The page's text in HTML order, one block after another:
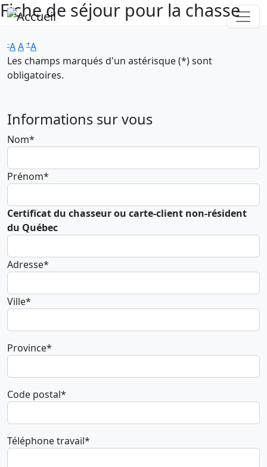
Aller au contenu principal
Fiche de séjour pour la chasse
-AA +A
Les champs marqués d'un astérisque (*) sont
obligatoires.
Informations sur vous
Nom*
Prénom*
Certificat du chasseur ou carte-client non-résident
du Québec
Adresse*
Ville*
Province*
Code postal*
Téléphone travail*